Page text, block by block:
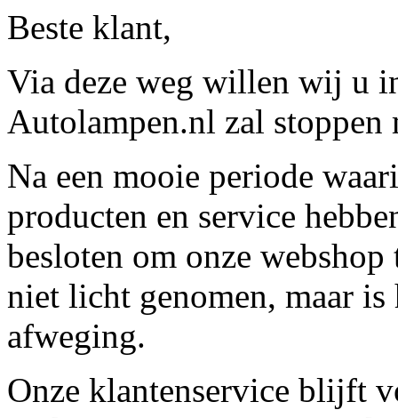
Beste klant,
Via deze weg willen wij u
Autolampen.nl zal stoppen
Na een mooie periode
producten en service
besloten om onze
niet licht genomen, maar
afweging.
Onze klantenservice blijft